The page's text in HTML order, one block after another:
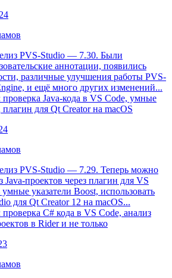
PVS-Studio — 7.30. Были
аннотации, появились
различные улучшения работы PVS-
и ещё много других изменений...
Java-кода в VS Code, умные
плагин для Qt Creator на macOS
PVS-Studio — 7.29. Теперь можно
Java-проектов через плагин для VS
указатели Boost, использовать
для Qt Creator 12 на macOS...
C# кода в VS Code, анализ
в Rider и не только